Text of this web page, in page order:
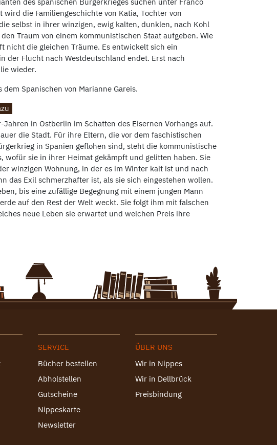
wird die Familiengeschichte von Katia, Tochter von
selbst in ihrer winzigen, ewig kalten, dunklen, nach Kohl
Traum von einem kommunistischen Staat aufgeben. Wie
nicht die gleichen Träume. Es entwickelt sich ein
der Flucht nach Westdeutschland endet. Erst nach
wieder.
dem Spanischen von Marianne Gareis.
in Ostberlin im Schatten des Eisernen Vorhangs auf.
die Stadt. Für ihre Eltern, die vor dem faschistischen
in Spanien geflohen sind, steht die kommunistische
wofür sie in ihrer Heimat gekämpft und gelitten haben. Sie
winzigen Wohnung, in der es im Winter kalt ist und nach
das Exil schmerzhafter ist, als sie sich eingestehen wollen.
bis eine zufällige Begegnung mit einem jungen Mann
auf den Rest der Welt weckt. Sie folgt ihm mit falschen
neue Leben sie erwartet und welchen Preis ihre
SERVICE
Bücher bestellen
Abholstellen
Gutscheine
Nippeskarte
Newsletter
ÜBER UNS
Wir in Nippes
Wir in Dellbrück
Preisbindung